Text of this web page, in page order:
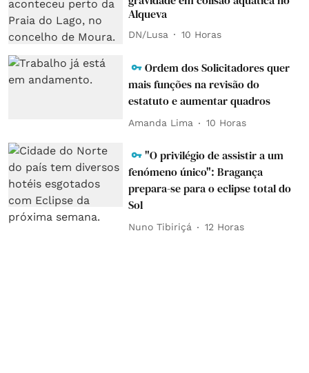
Alqueva
DN/Lusa 10 Horas
Ordem dos Solicitadores quer
mais funções na revisão do
estatuto e aumentar quadros
Amanda Lima 10 Horas
"O privilégio de assistir a um
fenómeno único": Bragança
prepara-se para o eclipse total do
Sol
Nuno Tibiriçá 12 Horas